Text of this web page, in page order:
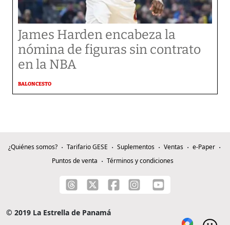
James Harden encabeza la
nómina de figuras sin contrato
en la NBA
BALONCESTO
¿Quiénes somos? Tarifario GESE Suplementos Ventas
e-Paper
Puntos de venta
Términos y condiciones
© 2019 La Estrella de Panamá